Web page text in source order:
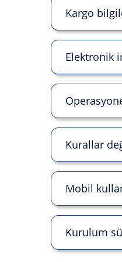
Kargo
Elektronik
Kurallar
Mobil
Kurulum